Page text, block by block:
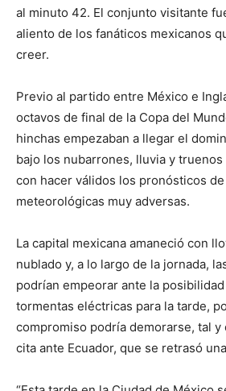
al minuto 42. El conjunto visitante
aliento de los fanáticos mexicanos
creer.
Previo al partido entre México e
octavos de final de la Copa del
hinchas empezaban a llegar el
bajo los nubarrones, lluvia y truenos
con hacer válidos los pronósticos
meteorológicas muy adversas.
La capital mexicana amaneció con
nublado y, a lo largo de la jornada,
podrían empeorar ante la
tormentas eléctricas para la tarde,
compromiso podría demorarse, tal y
cita ante Ecuador, que se retrasó